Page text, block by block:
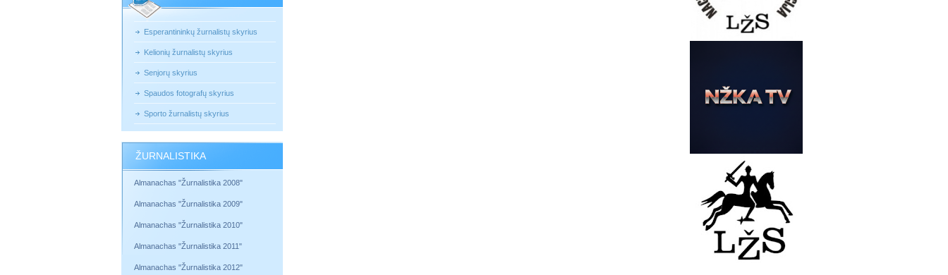
Esperantininkų žurnalistų skyrius
Kelionių žurnalistų skyrius
Senjorų skyrius
Spaudos fotografų skyrius
Sporto žurnalistų skyrius
ŽURNALISTIKA
Almanachas "Žurnalistika 2008"
Almanachas "Žurnalistika 2009"
Almanachas "Žurnalistika 2010"
Almanachas "Žurnalistika 2011"
Almanachas "Žurnalistika 2012"